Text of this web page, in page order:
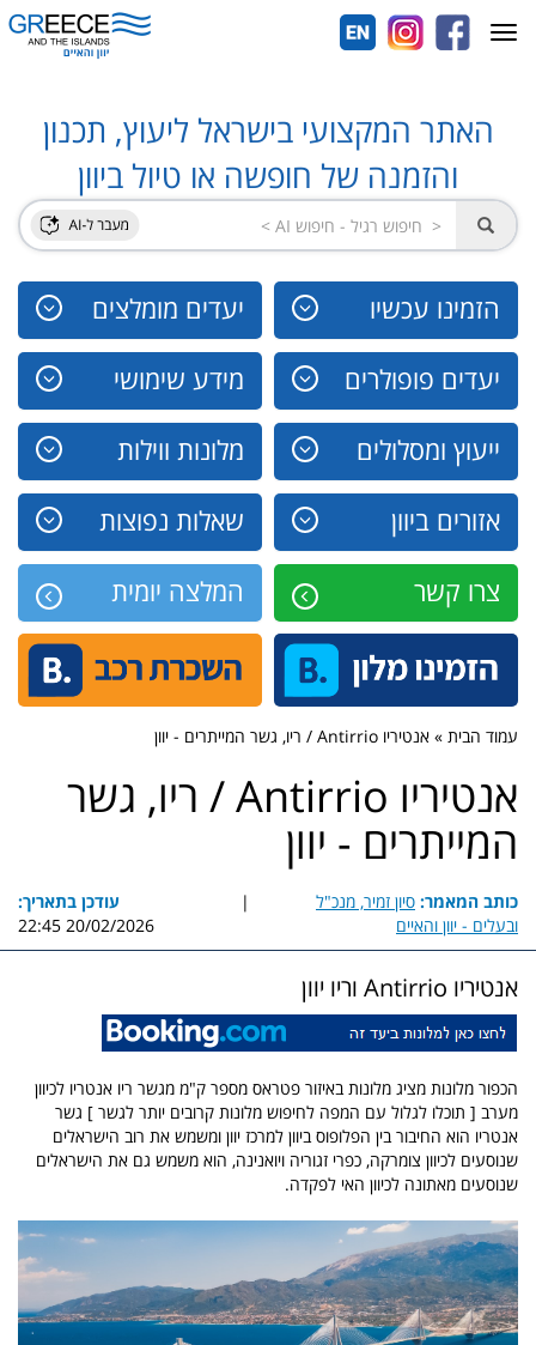
האתר המקצועי בישראל ליעוץ, תכנון
והזמנה של חופשה או טיול ביוון
הזמינו עכשיו יעדים מומלצים
יעדים פופולרים מידע שימושי
ייעוץ ומסלולים מלונות ווילות
אזורים ביוון שאלות נפוצות
צרו קשר המלצה יומית
Toggle
navigation
עמוד הבית » אנטיריו Antirrio / ריו, גשר המייתרים - יוון
אנטיריו Antirrio / ריו, גשר
המייתרים - יוון
כותב המאמר: סיון זמיר, מנכ"ל
ובעלים - יוון והאיים
|
עודכן בתאריך:
20/02/2026 22:45
אנטיריו Antirrio וריו יוון
הכפור מלונות מציג מלונות באיזור פטראס מספר ק"מ מגשר ריו אנטריו לכיוון
מערב [ תוכלו לגלול עם המפה לחיפוש מלונות קרובים יותר לגשר ] גשר
אנטריו הוא החיבור בין הפלופוס ביוון למרכז יוון ומשמש את רוב הישראלים
שנוסעים לכיוון צומרקה, כפרי זגוריה ויואנינה, הוא משמש גם את הישראלים
שנוסעים מאתונה לכיוון האי לפקדה.